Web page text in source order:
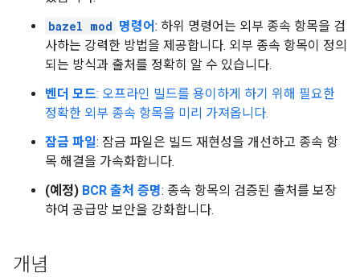
bazel mod 명령어 : 하위 명령어는 외부 종속 항목을 검
사하는 강력한 방법을 제공합니다. 외부 종속 항목이 정의
되는 방식과 출처를 정확히 알 수 있습니다.
벤더 모드: 오프라인 빌드를 용이하게 하기 위해 필요한
정확한 외부 종속 항목을 미리 가져옵니다.
잠금 파일: 잠금 파일은 빌드 재현성을 개선하고 종속 항
목 해결을 가속화합니다.
(예정) BCR 출처 증명: 종속 항목의 검증된 출처를 보장
하여 공급망 보안을 강화합니다.
개념